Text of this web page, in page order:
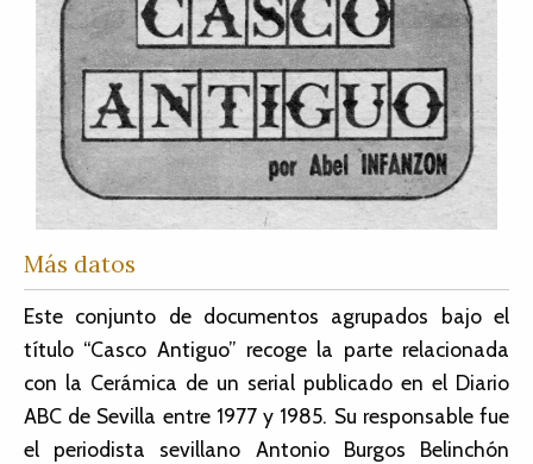
Más datos
Este conjunto de documentos agrupados bajo el
título “Casco Antiguo” recoge la parte relacionada
con la Cerámica de un serial publicado en el Diario
ABC de Sevilla entre 1977 y 1985. Su responsable fue
el periodista sevillano Antonio Burgos Belinchón